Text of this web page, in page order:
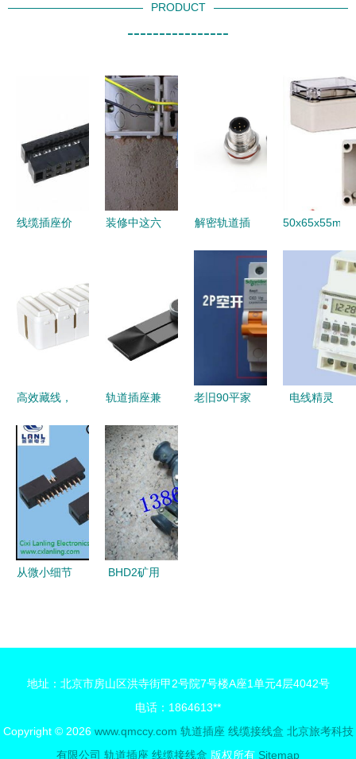
PRODUCT
----------------
线缆插座价
缆插座厂家
装修中这六
座和线缆接
线盒
解密轨道插
如何挑选高
品质防水接
线盒与线缆
50x65x55mm
电缆接线盒
轨道插座的
理想之选
高效藏线，
——艺源巧
克力插座盒
的轨道设计
与深度体验
轨道插座兼
盒 安全便
捷的电力升
级方案
老旧90平家
电线精灵
从微小细节
及轨道插座
BHD2矿用
用解析
地址：北京市房山区洪寺街甲2号院7号楼A座1单元4层4042号
电话：1864613**
Copyright © 2026 www.qmccy.com 轨道插座 线缆接线盒 北京旅考科技
有限公司 轨道插座 线缆接线盒 版权所有 Sitemap